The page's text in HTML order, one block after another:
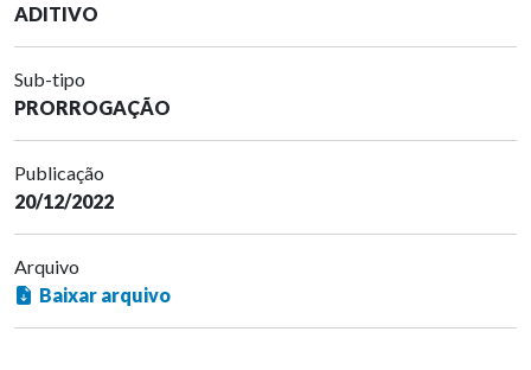
ADITIVO
Sub-tipo
PRORROGAÇÃO
Publicação
20/12/2022
Arquivo
Baixar arquivo